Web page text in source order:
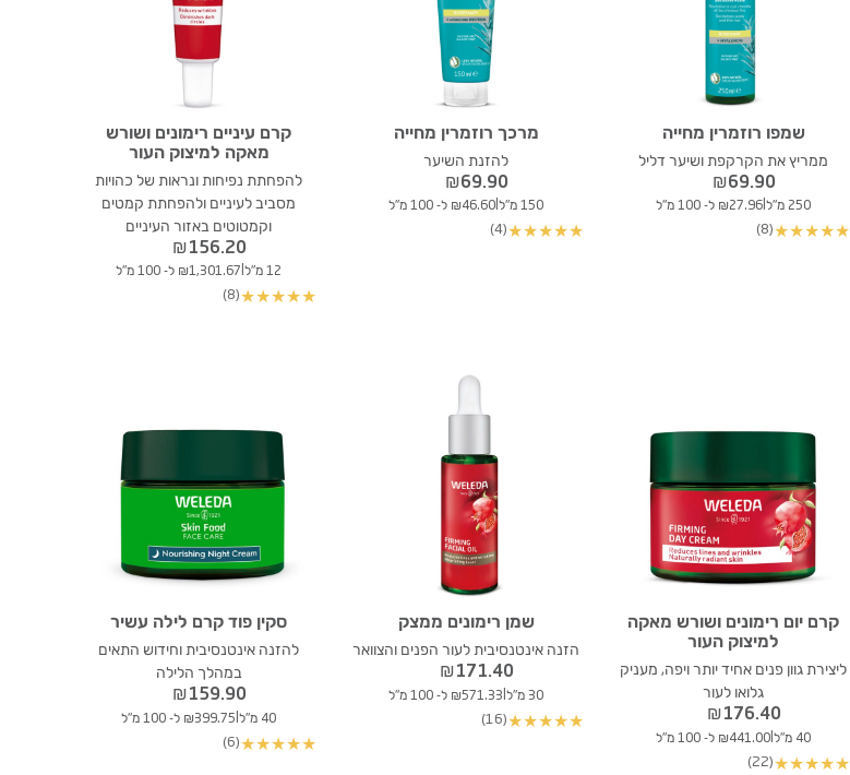
שמפו רוזמרין מחייה
ממריץ את הקרקפת ושיער דליל
₪69.90
250 מ"ל | ₪27.96 ל- 100 מ"ל
★
★
★
★
★
(8)
מרכך רוזמרין מחייה
להזנת השיער
₪69.90
150 מ"ל | ₪46.60 ל- 100 מ"ל
★
★
★
★
★
(4)
קרם עיניים רימונים ושורש
מאקה למיצוק העור
להפחתת נפיחות ונראות של כהויות
מסביב לעיניים ולהפחתת קמטים
וקמטוטים באזור העיניים
₪156.20
12 מ"ל | ₪1,301.67 ל- 100 מ"ל
★
★
★
★
★
(8)
קרם יום רימונים ושורש מאקה
למיצוק העור
ליצירת גוון פנים אחיד יותר ויפה, מעניק
גלואו לעור
₪176.40
40 מ"ל | ₪441.00 ל- 100 מ"ל
★
★
★
★
★
(22)
שמן רימונים ממצק
הזנה אינטנסיבית לעור הפנים והצוואר
₪171.40
30 מ"ל | ₪571.33 ל- 100 מ"ל
★
★
★
★
★
(16)
סקין פוד קרם לילה עשיר
להזנה אינטנסיבית וחידוש התאים
במהלך הלילה
₪159.90
40 מ"ל | ₪399.75 ל- 100 מ"ל
★
★
★
★
★
(6)